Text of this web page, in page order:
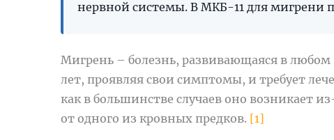
нервной системы. В МКБ-11 для мигрени
Мигрень – болезнь, развивающаяся в любом
лет, проявляя свои симптомы, и требует
как в большинстве случаев оно возникает
от одного из кровных предков. [1]